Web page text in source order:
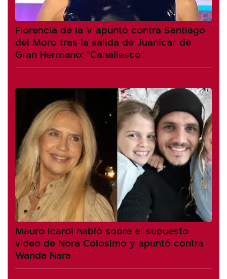
Florencia de la V apuntó contra Santiago
del Moro tras la salida de Juanicar de
Gran Hermano: "Canallesco"
Mauro Icardi habló sobre el supuesto
video de Nora Colosimo y apuntó contra
Wanda Nara